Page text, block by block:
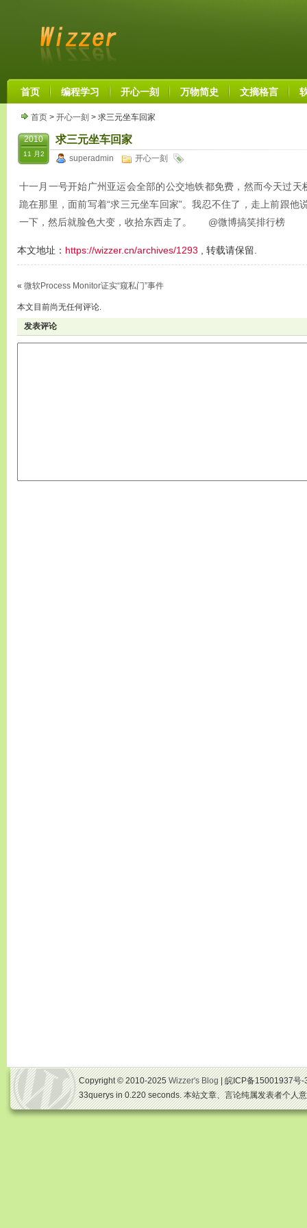
首页 编程学习 开心一刻 万物简史 文摘格言
首页 > 开心一刻 > 求三元坐车回家
2010
11 月2
求三元坐车回家
superadmin 开心一刻
十一月一号开始广州亚运会全部的公交地铁都免费，然而今天过
跪在那里，面前写着“求三元坐车回家”。我忍不住了，走上前跟他
一下，然后就脸色大变，收拾东西走了。 @微博搞笑排行榜
本文地址： https://wizzer.cn/archives/1293 , 转载请保留.
« 微软Process Monitor证实“窥私门”事件
本文目前尚无任何评论.
发表评论
Copyright © 2010-2025Wizzer's Blog| 皖ICP备15001937号
33querys in 0.220 seconds. 本站文章、言论纯属发表者个人